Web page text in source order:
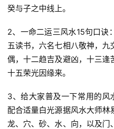
癸与子之中线上。
2、一命二运三风水15句口诀
五读书，六名七相八敬神，
偶，十二趋吉及避凶，十三逢
十五荣光因缘来。
3、给大家普及一下常用的
配合适量白光源据风水大师林
龙、穴、砂、水、向，以及